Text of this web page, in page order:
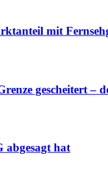
mit
gescheitert –
hat